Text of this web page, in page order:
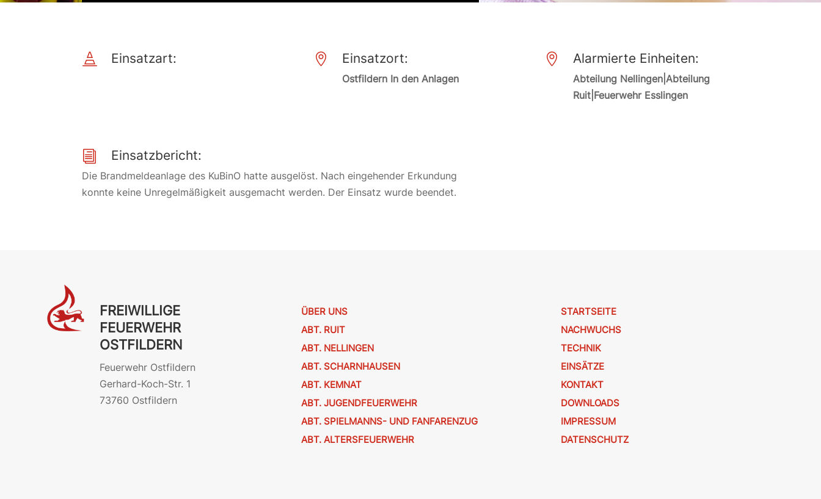
 Einsatzart:  Einsatzort:
Ostfildern In den Anlagen
 Alarmierte Einheiten:
Abteilung Nellingen|Abteilung
Ruit|Feuerwehr Esslingen
i Einsatzbericht:
Die Brandmeldeanlage des KuBinO hatte ausgelöst. Nach eingehender Erkundung
konnte keine Unregelmäßigkeit ausgemacht werden. Der Einsatz wurde beendet.
FREIWILLIGE
FEUERWEHR
OSTFILDERN
Feuerwehr Ostfildern
Gerhard-Koch-Str. 1
73760 Ostfildern
ÜBER UNS
ABT. RUIT
ABT. NELLINGEN
ABT. SCHARNHAUSEN
ABT. KEMNAT
ABT. JUGENDFEUERWEHR
ABT. SPIELMANNS- UND FANFARENZUG
ABT. ALTERSFEUERWEHR
STARTSEITE
NACHWUCHS
TECHNIK
EINSÄTZE
KONTAKT
DOWNLOADS
IMPRESSUM
DATENSCHUTZ